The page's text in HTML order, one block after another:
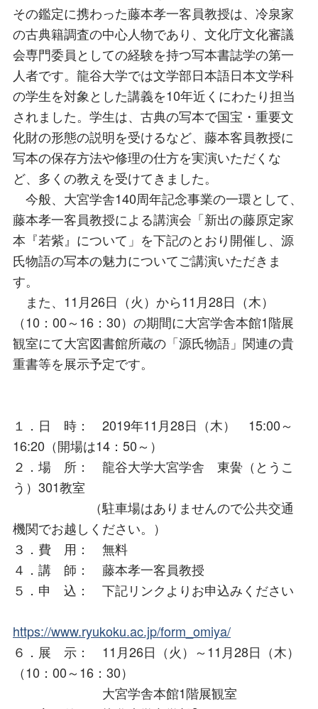
その鑑定に携わった藤本孝一客員教授は、冷泉家
の古典籍調査の中心人物であり、文化庁文化審議
会専門委員としての経験を持つ写本書誌学の第一
人者です。龍谷大学では文学部日本語日本文学科
の学生を対象とした講義を10年近くにわたり担当
されました。学生は、古典の写本で国宝・重要文
化財の形態の説明を受けるなど、藤本客員教授に
写本の保存方法や修理の仕方を実演いただくな
ど、多くの教えを受けてきました。
今般、大宮学舎140周年記念事業の一環として、
藤本孝一客員教授による講演会「新出の藤原定家
本『若紫』について」を下記のとおり開催し、源
氏物語の写本の魅力についてご講演いただきま
す。
また、11月26日（火）から11月28日（木）
（10：00～16：30）の期間に大宮学舎本館1階展
観室にて大宮図書館所蔵の「源氏物語」関連の貴
重書等を展示予定です。
１．日 時： 2019年11月28日（木） 15:00～
16:20（開場は14：50～）
２．場 所： 龍谷大学大宮学舎 東黌（とうこ
う）301教室
（駐車場はありませんので公共交通
機関でお越しください。）
３．費 用： 無料
４．講 師： 藤本孝一客員教授
５．申 込： 下記リンクよりお申込みください
https://www.ryukoku.ac.jp/form_omiya/
６．展 示： 11月26日（火）～11月28日（木）
（10：00～16：30）
大宮学舎本館1階展観室